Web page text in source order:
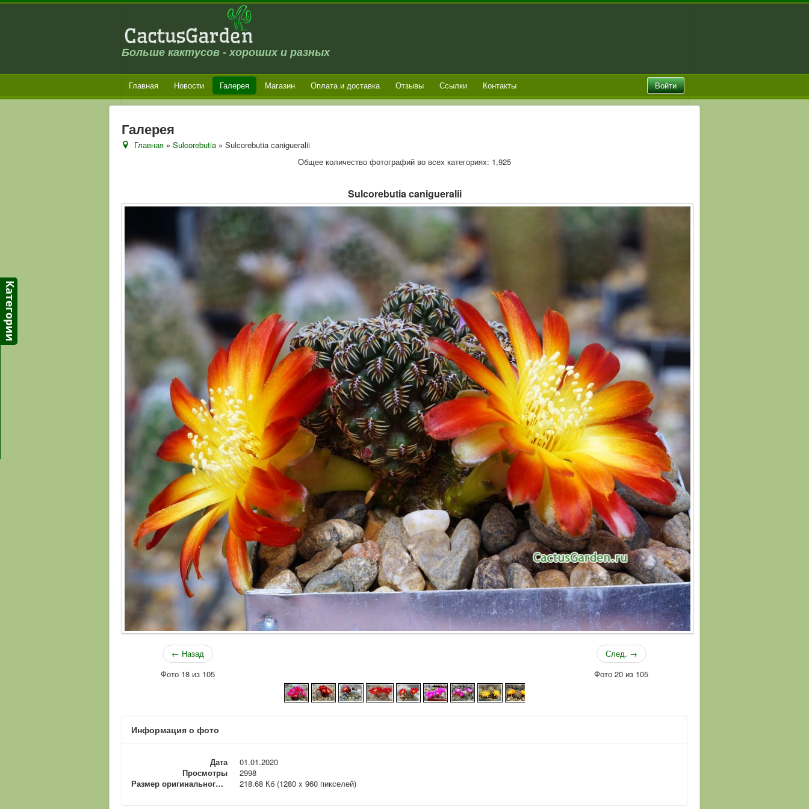
Больше кактусов - хороших и разных
Войти
Главная Новости Галерея Магазин Оплата и доставка Отзывы Ссылки Контакты
Галерея
Главная »Sulcorebutia » Sulcorebutia canigueralii
Общее количество фотографий во всех категориях: 1,925
Sulcorebutia canigueralii
← Назад
Фото 18 из 105
След. →
Фото 20 из 105
Информация о фото
Дата
01.01.2020
Просмотры
2998
Размер оригинального файла
218.68 Кб (1280 x 960 пикселей)